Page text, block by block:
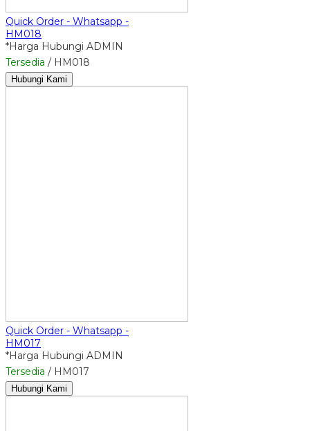
Quick Order - Whatsapp -
HM018
*Harga Hubungi ADMIN
Tersedia / HM018
Hubungi Kami
Quick Order - Whatsapp -
HM017
*Harga Hubungi ADMIN
Tersedia / HM017
Hubungi Kami